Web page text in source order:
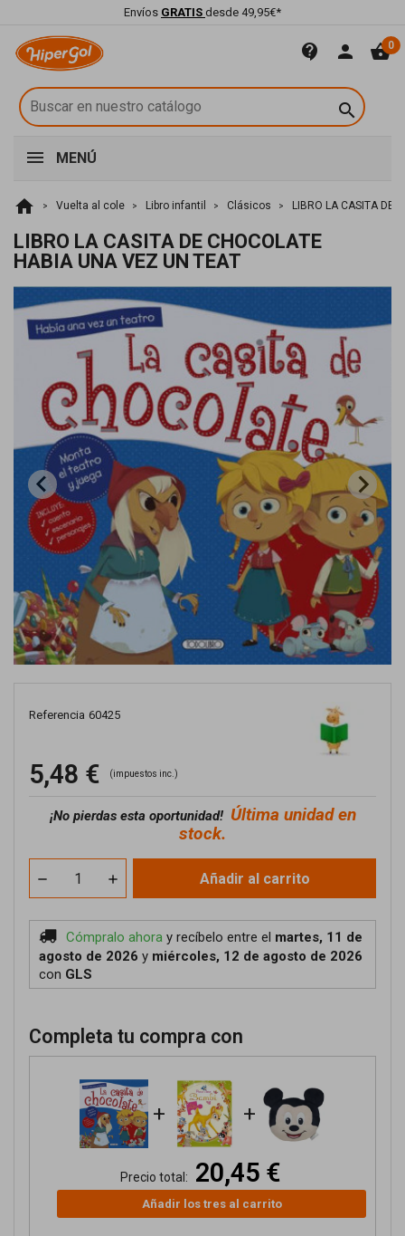
Envíos GRATIS desde 49,95€*
contact_support person shopping_basket0

MENÚ
home Vuelta al cole Libro infantil Clásicos LIBRO LA CASITA DE
LIBRO LA CASITA DE CHOCOLATE
HABIA UNA VEZ UN TEAT
Referencia 60425
5,48 € (impuestos inc.)
¡No pierdas esta oportunidad! Última unidad en
stock.
Añadir al carrito
Cómpralo ahora y recíbelo entre el martes, 11 de
agosto de 2026 y miércoles, 12 de agosto de 2026
con GLS
Completa tu compra con
+ +
Precio total: 20,45 €
Añadir los tres al carrito